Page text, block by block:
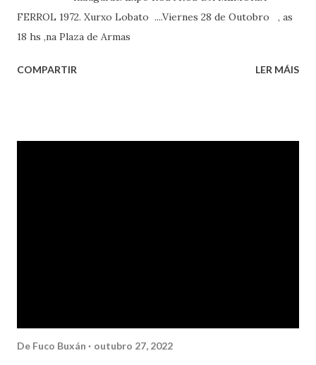
FERROL 1972. Xurxo Lobato ....Viernes 28 de Outobro , as
18 hs ,na Plaza de Armas
COMPARTIR LER MÁIS
De Fuco Buxán outubro 27, 2022